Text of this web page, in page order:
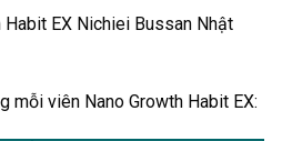
mỗi viên Nano Growth Habit EX: